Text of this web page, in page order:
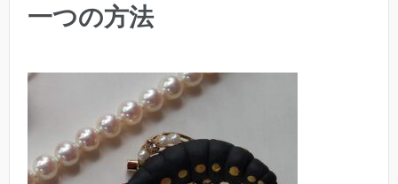
一つの方法